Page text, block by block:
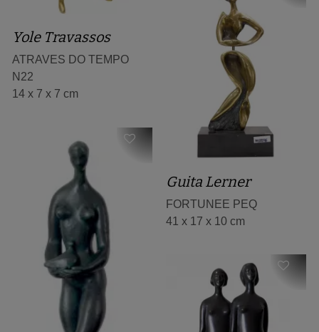
Yole Travassos
ATRAVES DO TEMPO
N22
14 x 7 x 7 cm
Guita Lerner
FORTUNEE PEQ
41 x 17 x 10 cm